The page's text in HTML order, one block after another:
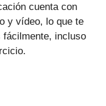
cuenta con
y vídeo, lo que te
incluso